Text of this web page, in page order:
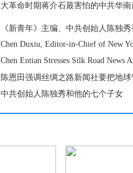
大革命时期蒋介石最害怕的中共华
《新青年》主编、中共创始人陈独
Chen Duxiu, Editor-in-Chief of New
Chen Entian Stresses Silk Road News
陈恩田强调丝绸之路新闻社要把地
中共创始人陈独秀和他的七个子女